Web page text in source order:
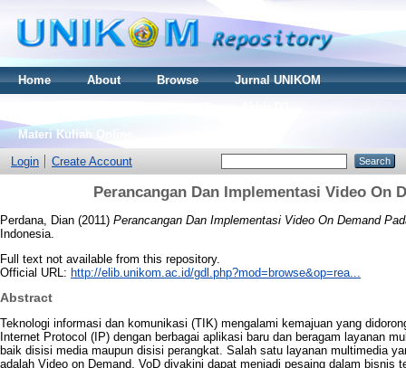
Home About Browse
Jurnal UNIKOM
Materi Kuliah Online
Login
Create Account
Perancangan Dan Implementasi Video On
Perdana, Dian (2011) Perancangan Dan Implementasi Video On Demand
Indonesia.
Full text not available from this repository.
Official URL: http://elib.unikom.ac.id/gdl.php?mod=browse&op=rea...
Abstract
Teknologi informasi dan komunikasi (TIK) mengalami kemajuan yang
Internet Protocol (IP) dengan berbagai aplikasi baru dan beragam layanan
baik disisi media maupun disisi perangkat. Salah satu layanan multimedia
adalah Video on Demand. VoD diyakini dapat menjadi pesaing dalam bisnis